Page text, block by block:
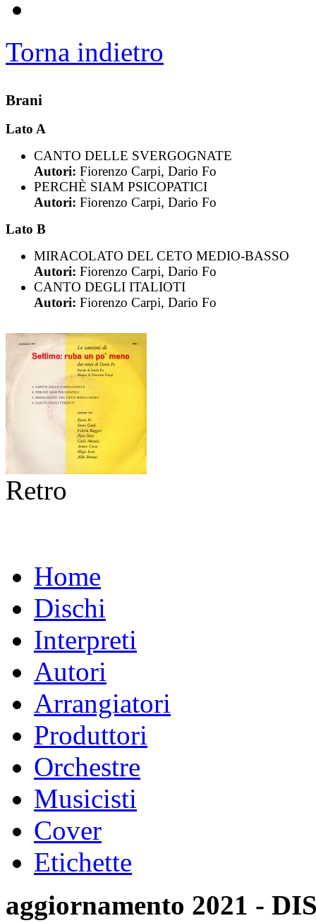
Torna indietro
Brani
Lato A
CANTO DELLE SVERGOGNATE
Autori: Fiorenzo Carpi, Dario Fo
PERCHÈ SIAM PSICOPATICI
Autori: Fiorenzo Carpi, Dario Fo
Lato B
MIRACOLATO DEL CETO MEDIO-BASSO
Autori: Fiorenzo Carpi, Dario Fo
CANTO DEGLI ITALIOTI
Autori: Fiorenzo Carpi, Dario Fo
Retro
Home
Dischi
Interpreti
Autori
Arrangiatori
Produttori
Orchestre
Musicisti
Cover
Etichette
aggiornamento 2021 -